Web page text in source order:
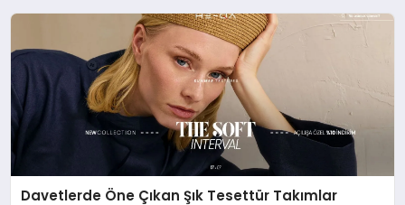
Davetlerde Öne Çıkan Şık Tesettür Takımlar